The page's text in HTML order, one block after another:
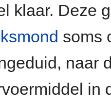
klaar. Deze
soms
naar
in